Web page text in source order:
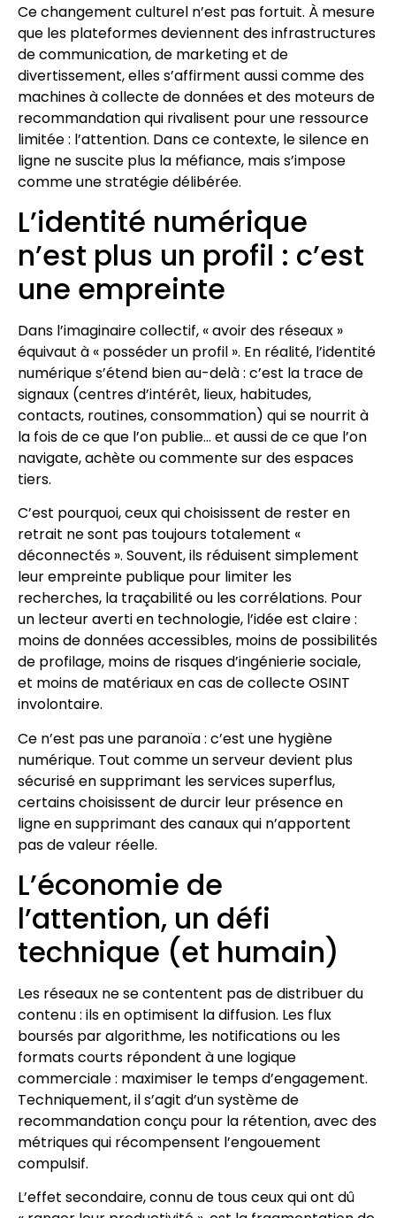
Ce changement culturel n’est pas fortuit. À mesure
que les plateformes deviennent des infrastructures
de communication, de marketing et de
divertissement, elles s’affirment aussi comme des
machines à collecte de données et des moteurs de
recommandation qui rivalisent pour une ressource
limitée : l’attention. Dans ce contexte, le silence en
ligne ne suscite plus la méfiance, mais s’impose
comme une stratégie délibérée.
L’identité numérique
n’est plus un profil : c’est
une empreinte
Dans l’imaginaire collectif, « avoir des réseaux »
équivaut à « posséder un profil ». En réalité, l’identité
numérique s’étend bien au-delà : c’est la trace de
signaux (centres d’intérêt, lieux, habitudes,
contacts, routines, consommation) qui se nourrit à
la fois de ce que l’on publie… et aussi de ce que l’on
navigate, achète ou commente sur des espaces
tiers.
C’est pourquoi, ceux qui choisissent de rester en
retrait ne sont pas toujours totalement «
déconnectés ». Souvent, ils réduisent simplement
leur empreinte publique pour limiter les
recherches, la traçabilité ou les corrélations. Pour
un lecteur averti en technologie, l’idée est claire :
moins de données accessibles, moins de possibilités
de profilage, moins de risques d’ingénierie sociale,
et moins de matériaux en cas de collecte OSINT
involontaire.
Ce n’est pas une paranoïa : c’est une hygiène
numérique. Tout comme un serveur devient plus
sécurisé en supprimant les services superflus,
certains choisissent de durcir leur présence en
ligne en supprimant des canaux qui n’apportent
pas de valeur réelle.
L’économie de
l’attention, un défi
technique (et humain)
Les réseaux ne se contentent pas de distribuer du
contenu : ils en optimisent la diffusion. Les flux
boursés par algorithme, les notifications ou les
formats courts répondent à une logique
commerciale : maximiser le temps d’engagement.
Techniquement, il s’agit d’un système de
recommandation conçu pour la rétention, avec des
métriques qui récompensent l’engouement
compulsif.
L’effet secondaire, connu de tous ceux qui ont dû